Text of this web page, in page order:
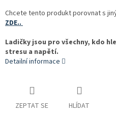
Chcete tento produkt porovnat s
ZDE..
Ladičky jsou pro všechny, kdo
stresu a napětí.
Detailní informace
ZEPTAT SE HLÍDAT